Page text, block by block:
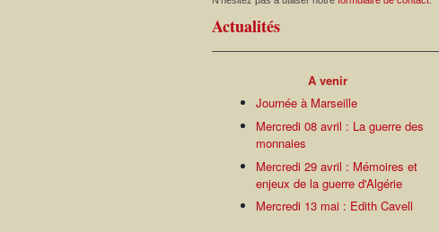
Actualités
A venir
Journée à Marseille
Mercredi 08 avril : La guerre des
monnaies
Mercredi 29 avril : Mémoires et
enjeux de la guerre d'Algérie
Mercredi 13 mai : Edith Cavell